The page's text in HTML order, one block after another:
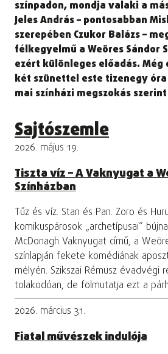
színpadon, mondja valaki a
Jeles András – pontosabban
szerepében Czukor Balázs –
félkegyelmű a Weöres Sándor
ezért különleges előadás. Még
két szünettel este tizenegy
mai színházi megszokás
Sajtószemle
2026. május 19.
Tiszta víz – A Vaknyugat a
Színházban
Tűz és víz. Stan és Pan. Zoro és
komikuspárosok „archetípusai”
McDonagh Vaknyugat című, a
színlapján fekete komédiának
mélyén. Szikszai Rémusz évadvégi
tolakodóan, de fölmutatja ezt a
2026. március 31.
Fiatal művészek indulója